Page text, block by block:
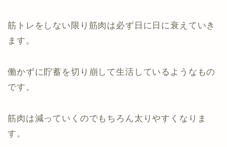
筋トレをしない限り筋肉は必ず日に日に衰えていき
ます。
働かずに貯蓄を切り崩して生活しているようなもの
です。
筋肉は減っていくのでもちろん太りやすくなりま
す。